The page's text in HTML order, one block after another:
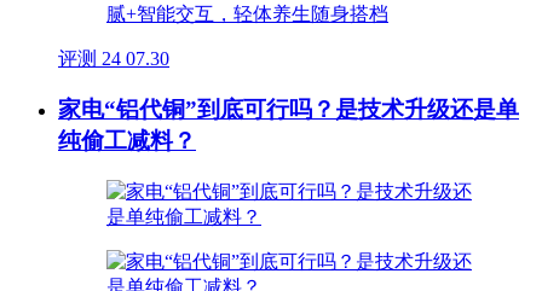
评测 24 07.30
家电“铝代铜”到底可行吗？是技术升级还是单
纯偷工减料？